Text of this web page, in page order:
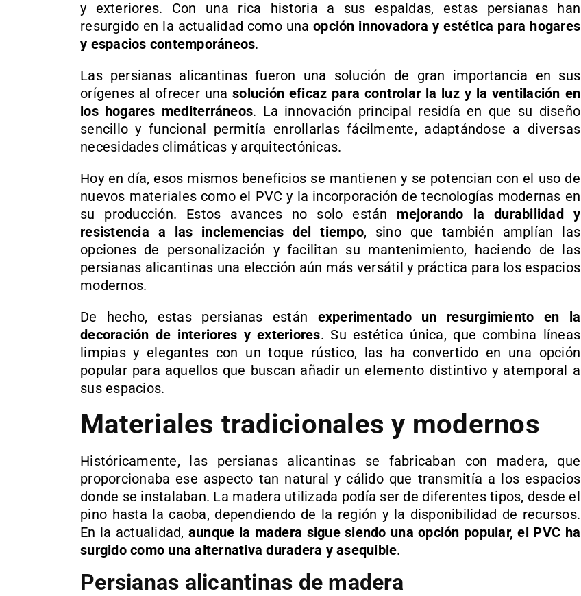
y exteriores. Con una rica historia a sus espaldas, estas persianas han
resurgido en la actualidad como unaopción innovadora y estética para hogares
y espacios contemporáneos.
Las persianas alicantinas fueron una solución de gran importancia en sus
orígenes al ofrecer unasolución eficaz para controlar la luz y la ventilación en
los hogares mediterráneos. La innovación principal residía en que su diseño
sencillo y funcional permitía enrollarlas fácilmente, adaptándose a diversas
necesidades climáticas y arquitectónicas.
Hoy en día, esos mismos beneficios se mantienen y se potencian con el uso de
nuevos materiales como el PVC y la incorporación de tecnologías modernas en
su producción. Estos avances no solo están mejorando la durabilidad y
resistencia a las inclemencias del tiempo, sino que también amplían las
opciones de personalización y facilitan su mantenimiento, haciendo de las
persianas alicantinas una elección aún más versátil y práctica para los espacios
modernos.
De hecho, estas persianas están experimentado un resurgimiento en la
decoración de interiores y exteriores. Su estética única, que combina líneas
limpias y elegantes con un toque rústico, las ha convertido en una opción
popular para aquellos que buscan añadir un elemento distintivo y atemporal a
sus espacios.
Materiales tradicionales y modernos
Históricamente, las persianas alicantinas se fabricaban con madera, que
proporcionaba ese aspecto tan natural y cálido que transmitía a los espacios
donde se instalaban. La madera utilizada podía ser de diferentes tipos, desde el
pino hasta la caoba, dependiendo de la región y la disponibilidad de recursos.
En la actualidad, aunque la madera sigue siendo una opción popular, el PVC ha
surgido como una alternativa duradera y asequible.
Persianas alicantinas de madera